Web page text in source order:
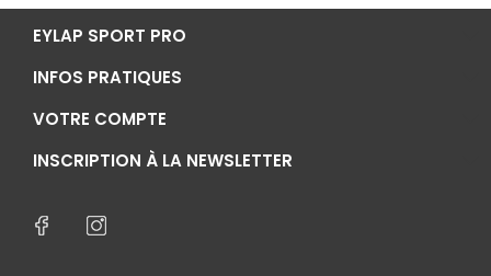
EYLAP SPORT PRO
INFOS PRATIQUES
VOTRE COMPTE
INSCRIPTION À LA NEWSLETTER